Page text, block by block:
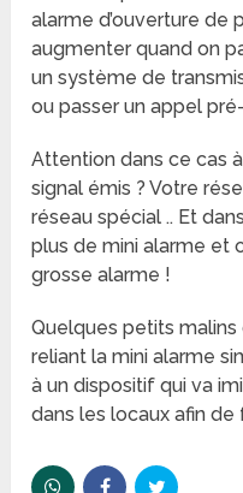
alarme d’ouverture de
augmenter quand on
un système de
ou passer un appel
Attention dans ce cas
signal émis ? Votre
réseau spécial .. Et
plus de mini alarme et
grosse alarme !
Quelques petits
reliant la mini alarme
à un dispositif qui va
dans les locaux afin de